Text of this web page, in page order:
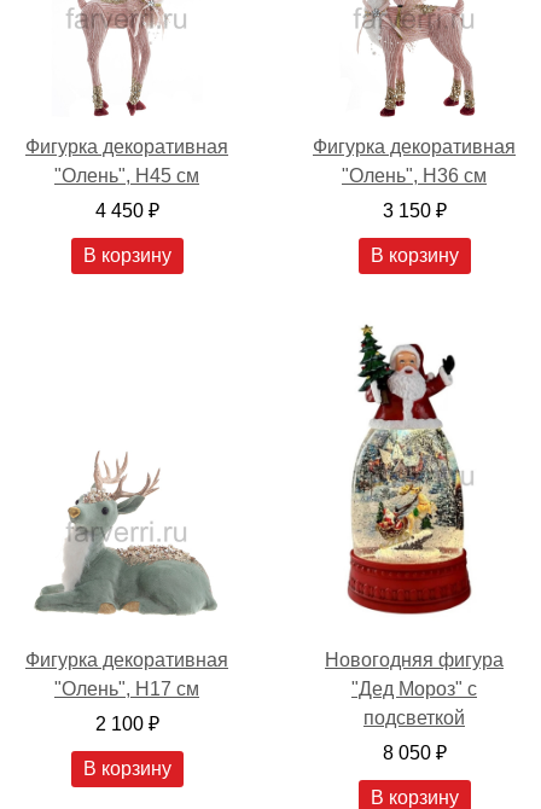
Фигурка декоративная
"Олень", H45 см
4 450 ₽
В корзину
Фигурка декоративная
"Олень", H36 см
3 150 ₽
В корзину
Фигурка декоративная
"Олень", H17 см
2 100 ₽
В корзину
Новогодняя фигура
"Дед Мороз" с
подсветкой
8 050 ₽
В корзину